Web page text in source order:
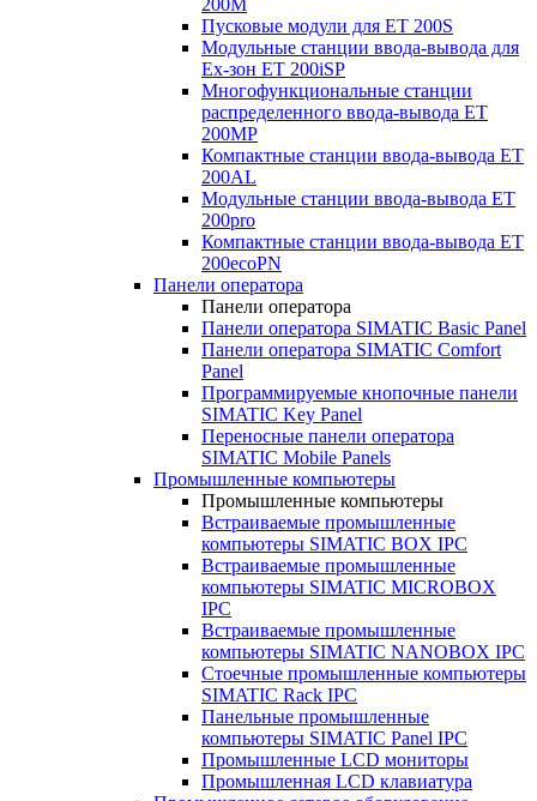
200M
Пусковые модули для ET 200S
Модульные станции ввода-вывода для
Ex-зон ET 200iSP
Многофункциональные станции
распределенного ввода-вывода ET
200MP
Компактные станции ввода-вывода ET
200AL
Модульные станции ввода-вывода ET
200pro
Компактные станции ввода-вывода ET
200ecoPN
Панели оператора
Панели оператора
Панели оператора SIMATIC Basic Panel
Панели оператора SIMATIC Comfort
Panel
Программируемые кнопочные панели
SIMATIC Key Panel
Переносные панели оператора
SIMATIC Mobile Panels
Промышленные компьютеры
Промышленные компьютеры
Встраиваемые промышленные
компьютеры SIMATIC BOX IPC
Встраиваемые промышленные
компьютеры SIMATIC MICROBOX
IPC
Встраиваемые промышленные
компьютеры SIMATIC NANOBOX IPC
Стоечные промышленные компьютеры
SIMATIC Rack IPC
Панельные промышленные
компьютеры SIMATIC Panel IPC
Промышленные LCD мониторы
Промышленная LCD клавиатура